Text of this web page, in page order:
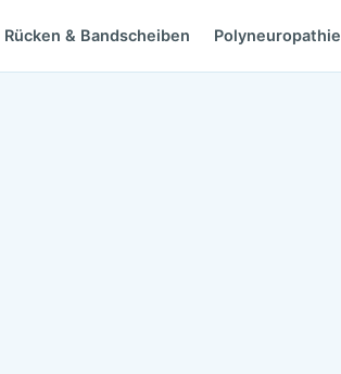
Rücken & Bandscheiben Polyneuropathie